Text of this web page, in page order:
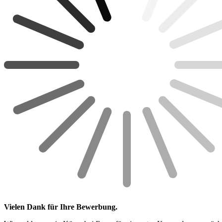
Vielen Dank für Ihre Bewerbung.